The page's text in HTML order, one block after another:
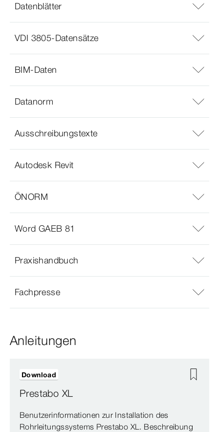
Datenblätter
VDI 3805-Datensätze
BIM-Daten
Datanorm
Ausschreibungstexte
Autodesk Revit
ÖNORM
Word GAEB 81
Praxishandbuch
Fachpresse
Anleitungen
Prestabo XL
Benutzerinformationen zur Installation des
Rohrleitungssystems Prestabo XL. Beschreibung
Download